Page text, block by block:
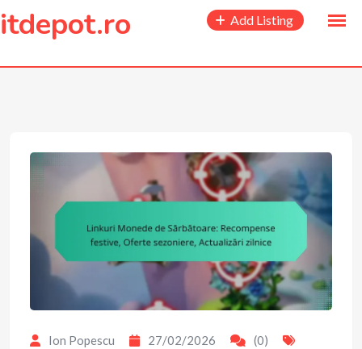
content
itdepot.ro Add Listing
Ion Popescu 27/02/2026
(0)